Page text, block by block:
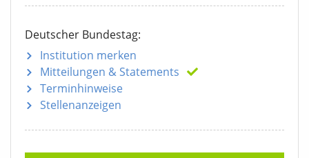
Deutscher Bundestag:
Institution merken
Mitteilungen & Statements
Terminhinweise
Stellenanzeigen